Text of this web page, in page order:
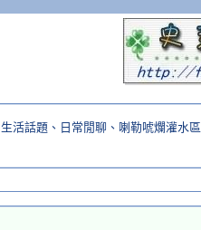
生活話題、日常閒聊、喇勒唬爛灌水區